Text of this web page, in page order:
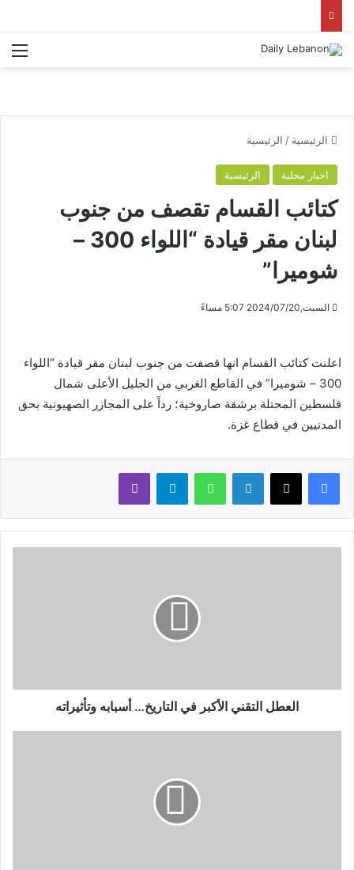
الرئيسية / الرئيسية
اخبار محلية الرئيسية
كتائب القسام تقصف من جنوب
لبنان مقر قيادة “اللواء 300 –
شوميرا”
السبت,2024/07/20 5:07 مساءً
اعلنت كتائب القسام انها قصفت من جنوب لبنان مقر قيادة “اللواء
300 – شوميرا” في القاطع الغربي من الجليل الأعلى شمال
فلسطين المحتلة برشقة صاروخية؛ رداً على المجازر الصهيونية بحق
المدنيين في قطاع غزة.
لينكدإن واتساب تيلقرام ڤايبر
العطل التقني الأكبر في التاريخ… أسبابه وتأثيراته